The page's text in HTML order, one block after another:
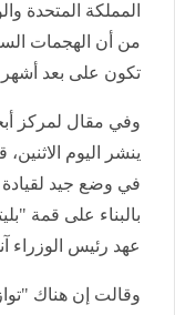
المملكة المتحدة
من أن الهجمات
تكون على بعد
وفي مقال لمركز
ينشر اليوم
في وضع جيد لقيادة
عهد رئيس الوزراء
وقالت إن هناك